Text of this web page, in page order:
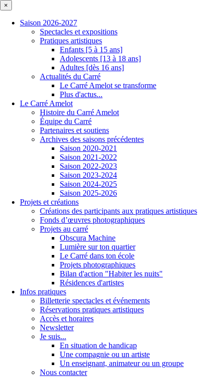
×
Saison 2026-2027
Spectacles et expositions
Pratiques artistiques
Enfants [5 à 15 ans]
Adolescents [13 à 18 ans]
Adultes [dès 16 ans]
Actualités du Carré
Le Carré Amelot se transforme
Plus d'actus...
Le Carré Amelot
Histoire du Carré Amelot
Équipe du Carré
Partenaires et soutiens
Archives des saisons précédentes
Saison 2020-2021
Saison 2021-2022
Saison 2022-2023
Saison 2023-2024
Saison 2024-2025
Saison 2025-2026
Projets et créations
Créations des participants aux pratiques artistiques
Fonds d’œuvres photographiques
Projets au carré
Obscura Machine
Lumière sur ton quartier
Le Carré dans ton école
Projets photographiques
Bilan d'action "Habiter les nuits"
Résidences d'artistes
Infos pratiques
Billetterie spectacles et événements
Réservations pratiques artistiques
Accès et horaires
Newsletter
Je suis...
En situation de handicap
Une compagnie ou un artiste
Un enseignant, animateur ou un groupe
Nous contacter